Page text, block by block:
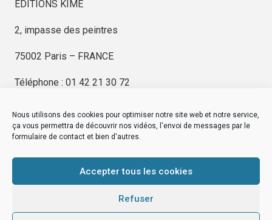
Nous utilisons des cookies pour optimiser notre site web et notre service,
ça vous permettra de découvrir nos vidéos, l'envoi de messages par le
formulaire de contact et bien d'autres.
Accepter tous les cookies
Refuser
ÉDITIONS KIMÉ
2, impasse des peintres
75002 Paris – FRANCE
Téléphone : 01 42 21 30 72
© byeDovel.com